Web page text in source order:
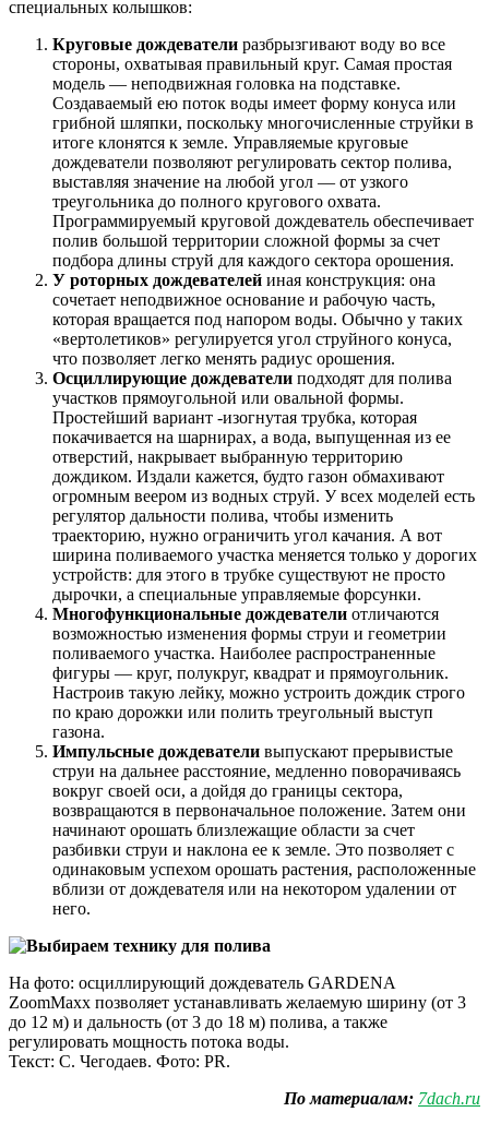
специальных колышков:
Круговые дождеватели разбрызгивают воду во все
стороны, охватывая правильный круг. Самая простая
модель — неподвижная головка на подставке.
Создаваемый ею поток воды имеет форму конуса или
грибной шляпки, поскольку многочисленные струйки в
итоге клонятся к земле. Управляемые круговые
дождеватели позволяют регулировать сектор полива,
выставляя значение на любой угол — от узкого
треугольника до полного кругового охвата.
Программируемый круговой дождеватель обеспечивает
полив большой территории сложной формы за счет
подбора длины струй для каждого сектора орошения.
У роторных дождевателей иная конструкция: она
сочетает неподвижное основание и рабочую часть,
которая вращается под напором воды. Обычно у таких
«вертолетиков» регулируется угол струйного конуса,
что позволяет легко менять радиус орошения.
Осциллирующие дождеватели подходят для полива
участков прямоугольной или овальной формы.
Простейший вариант -изогнутая трубка, которая
покачивается на шарнирах, а вода, выпущенная из ее
отверстий, накрывает выбранную территорию
дождиком. Издали кажется, будто газон обмахивают
огромным веером из водных струй. У всех моделей есть
регулятор дальности полива, чтобы изменить
траекторию, нужно ограничить угол качания. А вот
ширина поливаемого участка меняется только у дорогих
устройств: для этого в трубке существуют не просто
дырочки, а специальные управляемые форсунки.
Многофункциональные дождеватели отличаются
возможностью изменения формы струи и геометрии
поливаемого участка. Наиболее распространенные
фигуры — круг, полукруг, квадрат и прямоугольник.
Настроив такую лейку, можно устроить дождик строго
по краю дорожки или полить треугольный выступ
газона.
Импульсные дождеватели выпускают прерывистые
струи на дальнее расстояние, медленно поворачиваясь
вокруг своей оси, а дойдя до границы сектора,
возвращаются в первоначальное положение. Затем они
начинают орошать близлежащие области за счет
разбивки струи и наклона ее к земле. Это позволяет с
одинаковым успехом орошать растения, расположенные
вблизи от дождевателя или на некотором удалении от
него.
На фото: осциллирующий дождеватель GARDENA
ZoomMaxx позволяет устанавливать желаемую ширину (от 3
до 12 м) и дальность (от 3 до 18 м) полива, а также
регулировать мощность потока воды.
Текст: С. Чегодаев. Фото: PR.
По материалам: 7dach.ru